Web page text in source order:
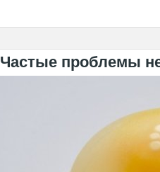
Частые проблемы